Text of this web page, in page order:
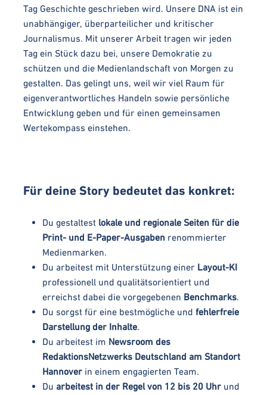
Tag Geschichte geschrieben wird. Unsere DNA ist ein
unabhängiger, überparteilicher und kritischer
Journalismus. Mit unserer Arbeit tragen wir jeden
Tag ein Stück dazu bei, unsere Demokratie zu
schützen und die Medienlandschaft von Morgen zu
gestalten. Das gelingt uns, weil wir viel Raum für
eigenverantwortliches Handeln sowie persönliche
Entwicklung geben und für einen gemeinsamen
Wertekompass einstehen.
Für deine Story bedeutet das konkret:
Du gestaltest lokale und regionale Seiten für die
Print- und E-Paper-Ausgaben renommierter
Medienmarken.
Du arbeitest mit Unterstützung einer Layout-KI
professionell und qualitätsorientiert und
erreichst dabei die vorgegebenen Benchmarks.
Du sorgst für eine bestmögliche und fehlerfreie
Darstellung der Inhalte.
Du arbeitest im Newsroom des
RedaktionsNetzwerks Deutschland am Standort
Hannover in einem engagierten Team.
Du arbeitest in der Regel von 12 bis 20 Uhr und